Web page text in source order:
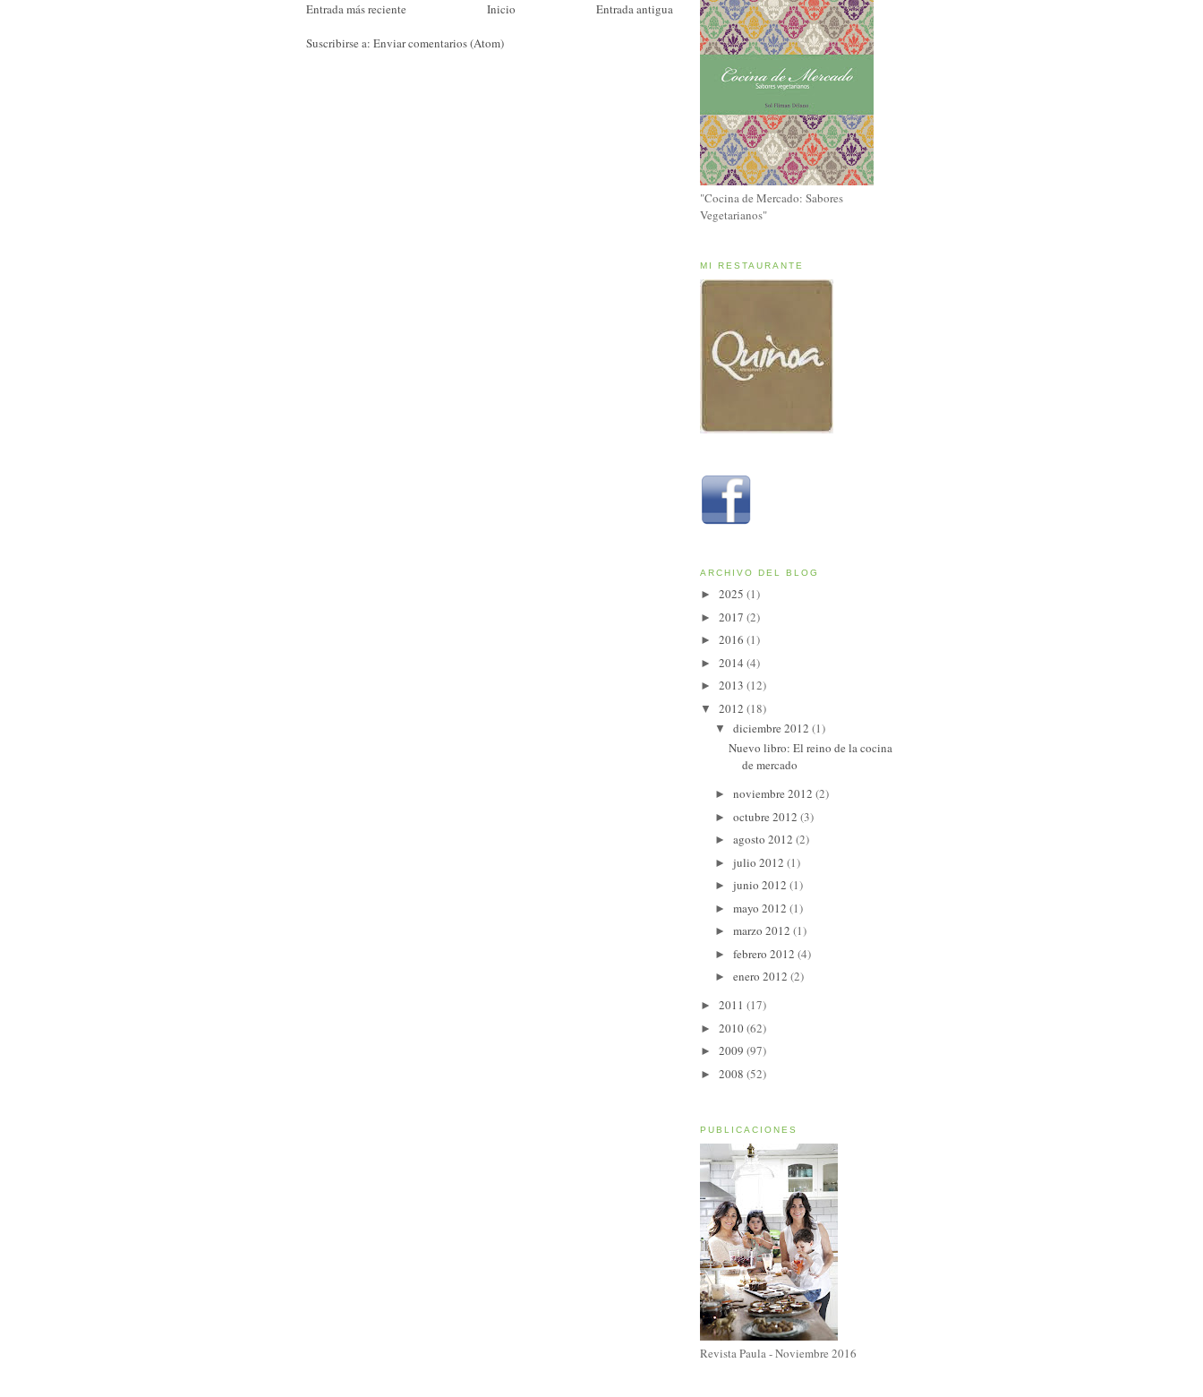
Entrada más reciente
Entrada antigua
Inicio
Suscribirse a: Enviar comentarios (Atom)
"Cocina de Mercado: Sabores
Vegetarianos"
MI RESTAURANTE
ARCHIVO DEL BLOG
► 2025 (1)
► 2017 (2)
► 2016 (1)
► 2014 (4)
► 2013 (12)
▼ 2012 (18)
▼ diciembre 2012 (1)
Nuevo libro: El reino de la cocina
de mercado
► noviembre 2012 (2)
► octubre 2012 (3)
► agosto 2012 (2)
► julio 2012 (1)
► junio 2012 (1)
► mayo 2012 (1)
► marzo 2012 (1)
► febrero 2012 (4)
► enero 2012 (2)
► 2011 (17)
► 2010(62)
► 2009 (97)
► 2008 (52)
PUBLICACIONES
Revista Paula - Noviembre 2016